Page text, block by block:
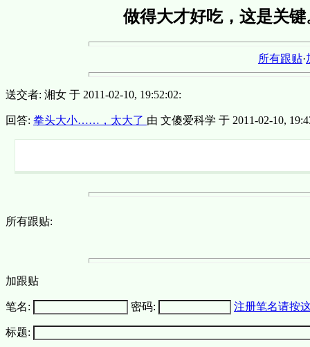
做得大才好吃，这是关
所有跟贴·
送交者: 湘女 于 2011-02-10, 19:52:02:
回答: 拳头大小……，太大了 由 文傻爱科学 于 2011-02-10,
所有跟贴:
加跟贴
笔名: 密码: 注册笔名请按
标题: